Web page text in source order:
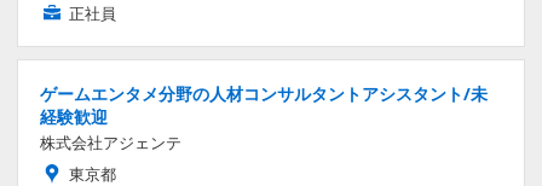
正社員
ゲームエンタメ分野の人材コンサルタントアシスタント/未
経験歓迎
株式会社アジェンテ
東京都